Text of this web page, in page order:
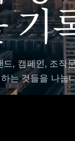
기
, 캠페인, 조직
는 것들을 나눕